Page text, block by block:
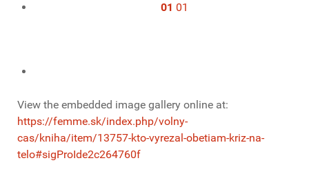
01 01
View the embedded image gallery online at:
https://femme.sk/index.php/volny-
cas/kniha/item/13757-kto-vyrezal-obetiam-kriz-na-
telo#sigProIde2c264760f